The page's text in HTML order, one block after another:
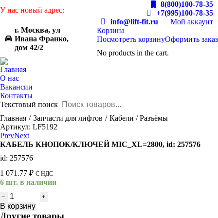
У нас новый адрес:
г. Москва, ул
Ивана Франко,
дом 42/2
8(800)100-78-35
+7(995)100-78-35
info@lift-fit.ru
Мой аккаунт
Корзина
Посмотреть корзинуОформить заказ
No products in the cart.
Главная
О нас
Вакансии
Контакты
Текстовый поиск
You are here:
Главная Запчасти для лифтов
Кабели / Разъёмы
Артикул: LF5192
PrevNext
КАБЕЛЬ КНОПОК/КЛЮЧЕЙ MIC_XL=2800, id: 257576
id: 257576
1 071.77 ₽ С НДС
6 шт. в наличии
Количество
товара
КАБЕЛЬ
В корзину
Другие товары